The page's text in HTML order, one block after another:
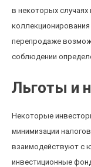
в некоторых случаях
коллекционирования
перепродаже
соблюдении
Льготы и
Некоторые
минимизации
взаимодействуют с
инвестиционные